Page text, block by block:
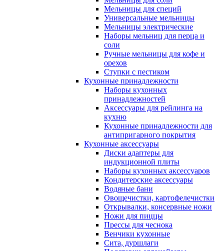
Мельницы для специй
Универсальные мельницы
Мельницы электрические
Наборы мельниц для перца и
соли
Ручные мельницы для кофе и
орехов
Ступки с пестиком
Кухонные принадлежности
Наборы кухонных
принадлежностей
Аксессуары для рейлинга на
кухню
Кухонные принадлежности для
антипригарного покрытия
Кухонные аксессуары
Диски адаптеры для
индукционной плиты
Наборы кухонных аксессуаров
Кондитерские аксессуары
Водяные бани
Овощечистки, картофелечистки
Открывалки, консервные ножи
Ножи для пиццы
Прессы для чеснока
Венчики кухонные
Сита, дуршлаги